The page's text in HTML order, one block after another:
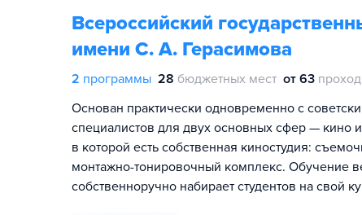
Всероссийский
имени С. А. Герасимова
2 программы 28 бюджетных мест от 63
Основан практически одновременно с
специалистов для двух основных сфер — кино
в которой есть собственная киностудия:
монтажно-тонировочный комплекс. Обучение
собственноручно набирает студентов на свой